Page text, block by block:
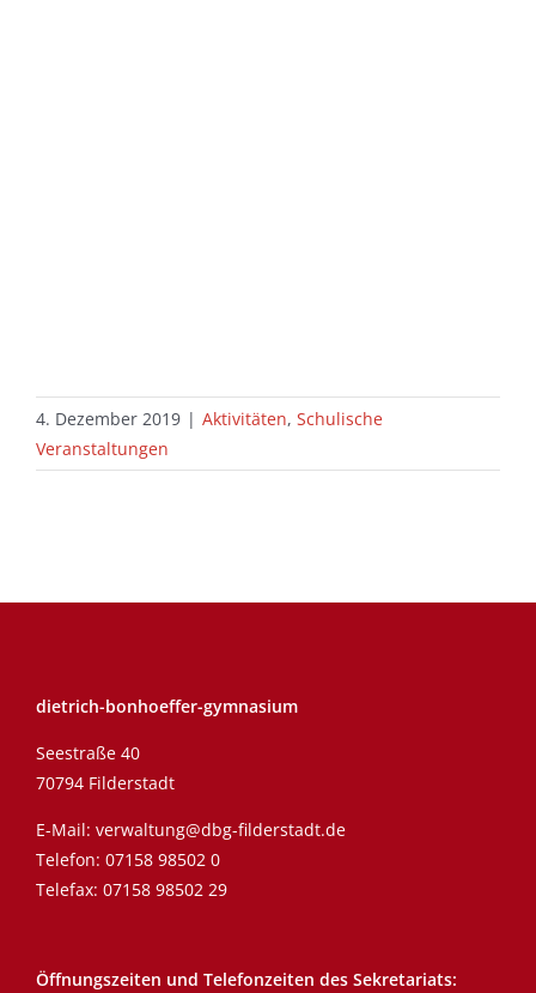
4. Dezember 2019 | Aktivitäten, Schulische
Veranstaltungen
dietrich-bonhoeffer-gymnasium
Seestraße 40
70794 Filderstadt
E-Mail: verwaltung@dbg-filderstadt.de
Telefon: 07158 98502 0
Telefax: 07158 98502 29
Öffnungszeiten und Telefonzeiten des Sekretariats: